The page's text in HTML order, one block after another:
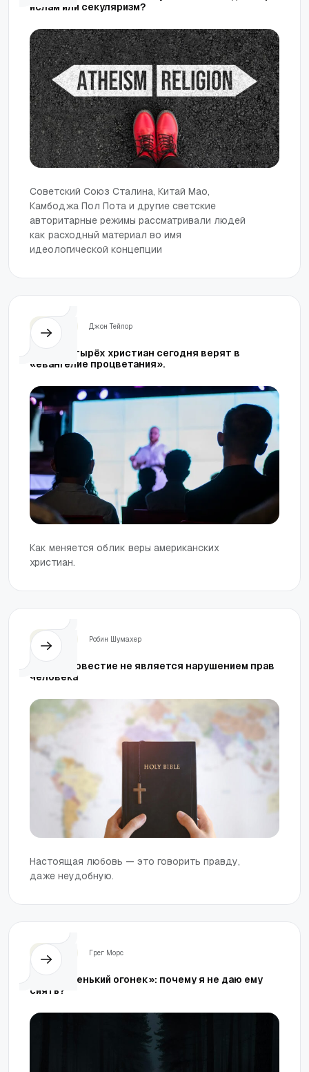
ислам или секуляризм?
Советский Союз Сталина, Китай Мао,
Камбоджа Пол Пота и другие светские
авторитарные режимы рассматривали людей
как расходный материал во имя
идеологической концепции
Джон Тейлор
Три из четырёх христиан сегодня верят в
«евангелие процветания».
Как меняется облик веры американских
христиан.
Робин Шумахер
Нет, благовестие не является нарушением прав
человека
Настоящая любовь — это говорить правду,
даже неудобную.
Грег Морс
«Мой маленький огонек»: почему я не даю ему
сиять?